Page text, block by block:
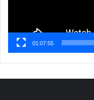
01:07:55